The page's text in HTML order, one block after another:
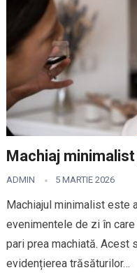
Machiaj
ADMIN 5 MARTIE 2026
Machiajul minimalist este
evenimentele de zi în
pari prea machiată. Acest
evidențierea trăsăturilor…